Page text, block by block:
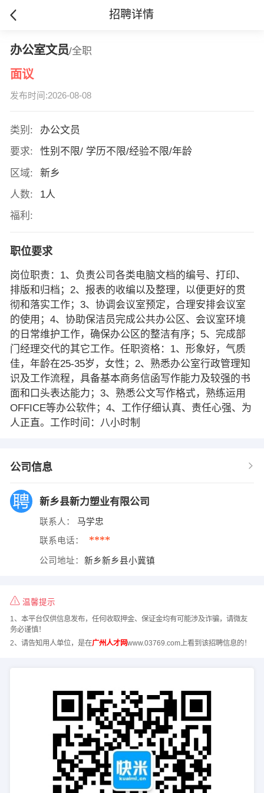
招聘详情
办公室文员/全职
面议
发布时间:2026-08-08
类别:
办公文员
要求:
性别不限/ 学历不限/经验不限/年龄
区域:
新乡
人数:
1人
福利:
职位要求
岗位职责：1、负责公司各类电脑文档的编号、打印、
排版和归档；2、报表的收编以及整理，以便更好的贯
彻和落实工作；3、协调会议室预定，合理安排会议室
的使用；4、协助保洁员完成公共办公区、会议室环境
的日常维护工作，确保办公区的整洁有序；5、完成部
门经理交代的其它工作。任职资格：1、形象好，气质
佳，年龄在25-35岁，女性；2、熟悉办公室行政管理知
识及工作流程，具备基本商务信函写作能力及较强的书
面和口头表达能力；3、熟悉公文写作格式，熟练运用
OFFICE等办公软件；4、工作仔细认真、责任心强、为
人正直。工作时间：八小时制
公司信息
新乡县新力塑业有限公司
联系人： 马学忠
联系电话： ****
公司地址： 新乡新乡县小冀镇
温馨提示
1、本平台仅供信息发布，任何收取押金、保证金均有可能涉及诈骗，请微友
务必谨慎！
2、请告知用人单位，是在广州人才网www.03769.com上看到该招聘信息的！